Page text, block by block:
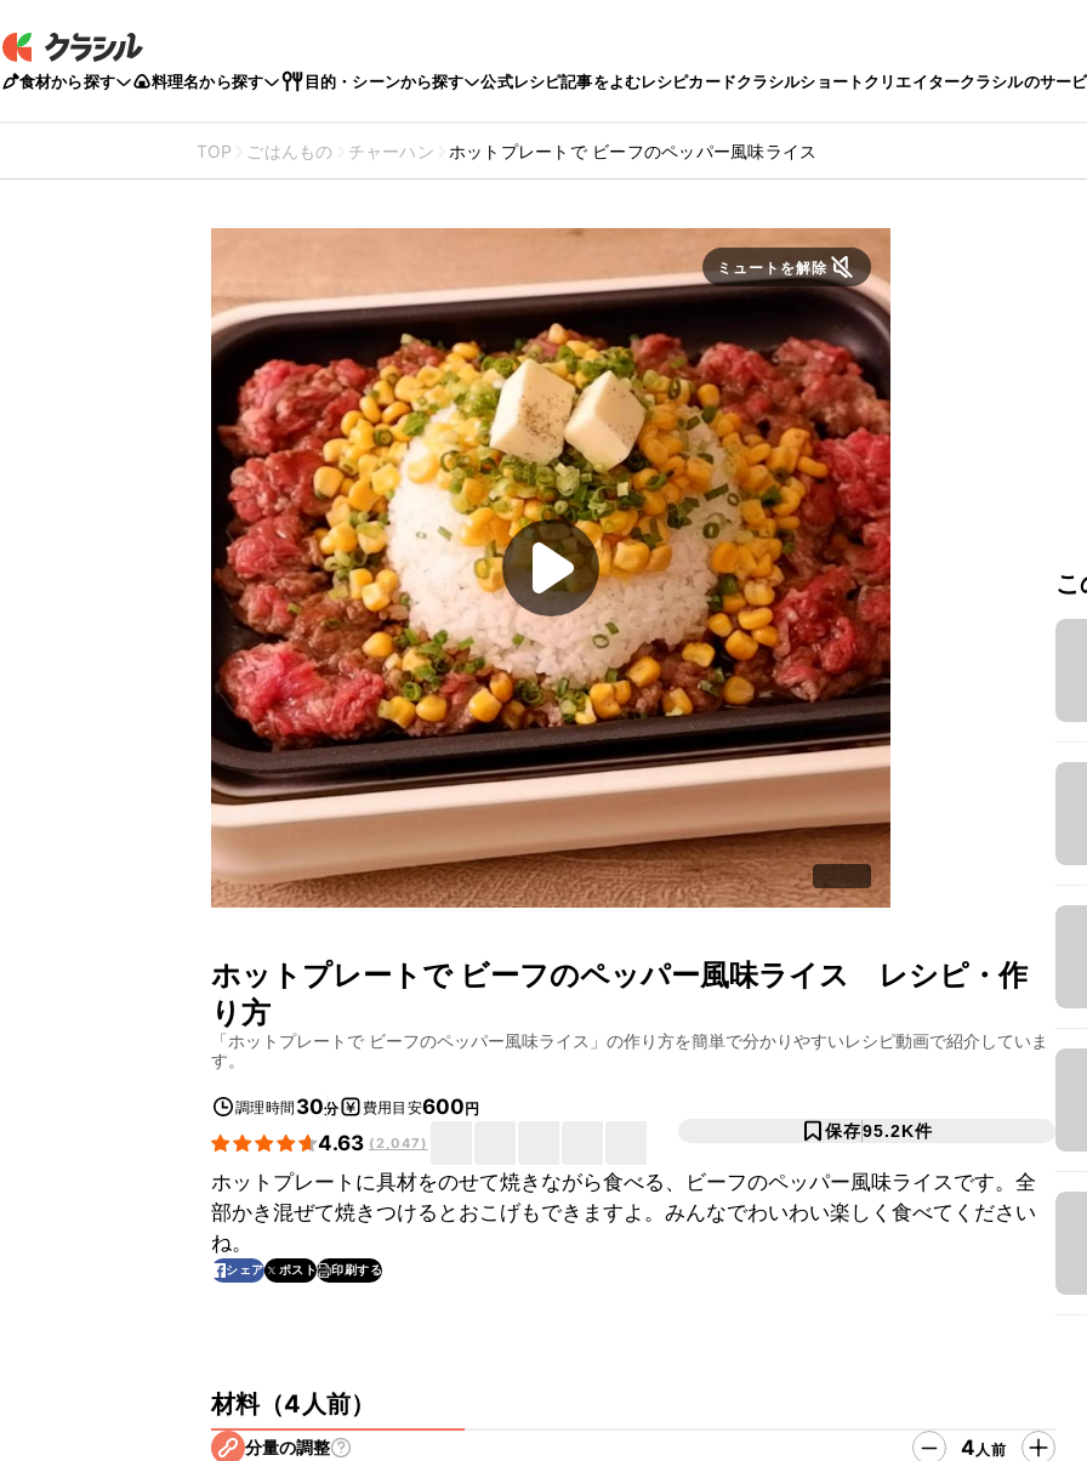
食材から探す 料理名から探す 目的・シーンから探す 公式レシピ記事をよむレシピカードクラシルショートクリエイタークラシルのサー
TOP ごはんもの チャーハン ホットプレートで ビーフのペッパー風味ライス
ミュートを解除
ホットプレートで ビーフのペッパー風味ライス
レシピ・作
り方
「ホットプレートで ビーフのペッパー風味ライス 」の作り方を簡単で分かりやすいレシピ動画で紹介していま
す。
調理時間 30分 費用目安600円
4.63 (2,047)
保存95.2K件
ホットプレートに具材をのせて焼きながら食べる、ビーフのペッパー風味ライスです。全
部かき混ぜて焼きつけるとおこげもできますよ。みんなでわいわい楽しく食べてください
ね。
シェア ポスト 印刷する
材料（4人前）
分量の調整 4人前